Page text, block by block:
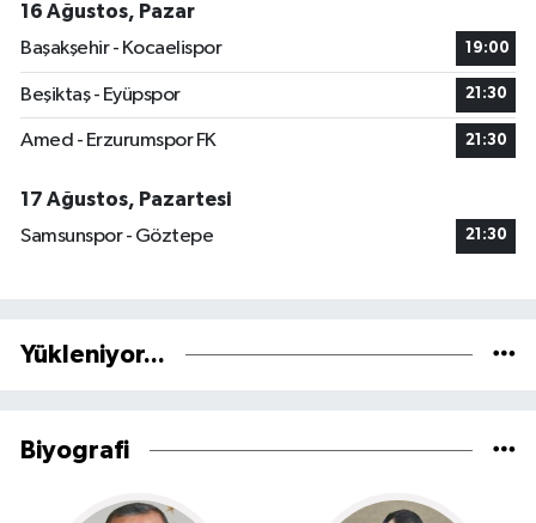
16 Ağustos, Pazar
Başakşehir - Kocaelispor
19:00
Beşiktaş - Eyüpspor 21:30
Amed - Erzurumspor FK 21:30
17 Ağustos, Pazartesi
Samsunspor - Göztepe
21:30
Yükleniyor...
Biyografi